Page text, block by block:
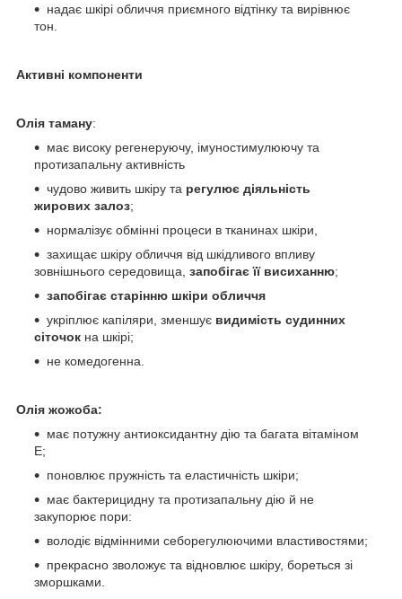
надає шкірі обличчя приємного відтінку та вирівнює
тон.
Активні компоненти
Олія таману:
має високу регенеруючу, імуностимулюючу та
протизапальну активність
чудово живить шкіру та регулює діяльність
жирових залоз;
нормалізує обмінні процеси в тканинах шкіри,
захищає шкіру обличчя від шкідливого впливу
зовнішнього середовища, запобігає її висиханню;
запобігає старінню шкіри обличчя
укріплює капіляри, зменшує видимість судинних
сіточок на шкірі;
не комедогенна.
Олія жожоба:
має потужну антиоксидантну дію та багата вітаміном
Е;
поновлює пружність та еластичність шкіри;
має бактерицидну та протизапальну дію й не
закупорює пори:
володіє відмінними себорегулюючими властивостями;
прекрасно зволожує та відновлює шкіру, бореться зі
зморшками.